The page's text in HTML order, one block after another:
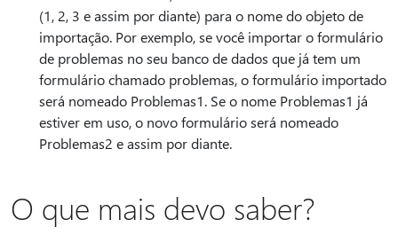
(1, 2, 3 e assim por diante) para o nome do objeto de
importação. Por exemplo, se você importar o formulário
de problemas no seu banco de dados que já tem um
formulário chamado problemas, o formulário importado
será nomeado Problemas1. Se o nome Problemas1 já
estiver em uso, o novo formulário será nomeado
Problemas2 e assim por diante.
O que mais devo saber?